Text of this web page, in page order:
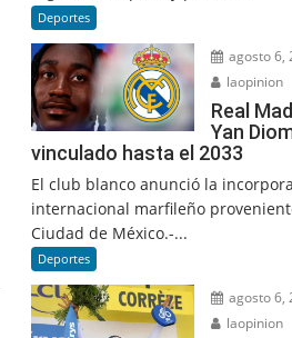
Deportes
agosto 6,
laopinion
Real
Yan
vinculado hasta el 2033
El club blanco anunció la
internacional marfileño
Ciudad de México.-...
Deportes
agosto 6,
laopinion